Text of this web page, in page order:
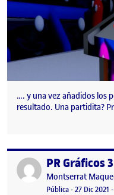
…. y una vez añadidos los
resultado. Una partidita?
Publicado porPR Gráficos
Publicado por
Montserrat
Visibilidad:
Pública-Fecha de
27 Dic 2021 -